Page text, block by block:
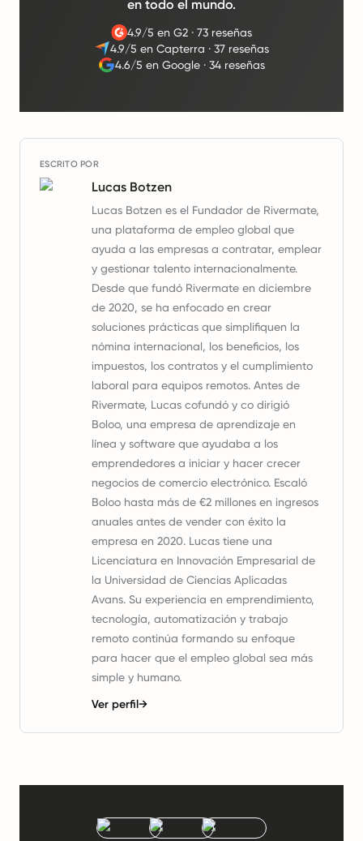
en todo el mundo.
4.9/5 en G2 ·73 reseñas
4.9/5 en Capterra ·37 reseñas
4.6/5 en Google· 34 reseñas
ESCRITO POR
Lucas Botzen
Lucas Botzen es el Fundador de Rivermate,
una plataforma de empleo global que
ayuda a las empresas a contratar, emplear
y gestionar talento internacionalmente.
Desde que fundó Rivermate en diciembre
de 2020, se ha enfocado en crear
soluciones prácticas que simplifiquen la
nómina internacional, los beneficios, los
impuestos, los contratos y el cumplimiento
laboral para equipos remotos. Antes de
Rivermate, Lucas cofundó y co dirigió
Boloo, una empresa de aprendizaje en
línea y software que ayudaba a los
emprendedores a iniciar y hacer crecer
negocios de comercio electrónico. Escaló
Boloo hasta más de €2 millones en ingresos
anuales antes de vender con éxito la
empresa en 2020. Lucas tiene una
Licenciatura en Innovación Empresarial de
la Universidad de Ciencias Aplicadas
Avans. Su experiencia en emprendimiento,
tecnología, automatización y trabajo
remoto continúa formando su enfoque
para hacer que el empleo global sea más
simple y humano.
Ver perfil→